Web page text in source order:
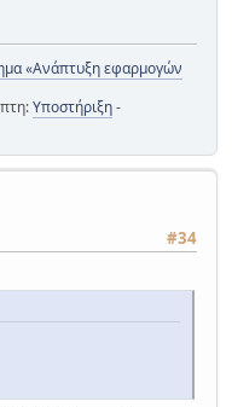
«Ανάπτυξη εφαρμογών
Υποστήριξη-
#34